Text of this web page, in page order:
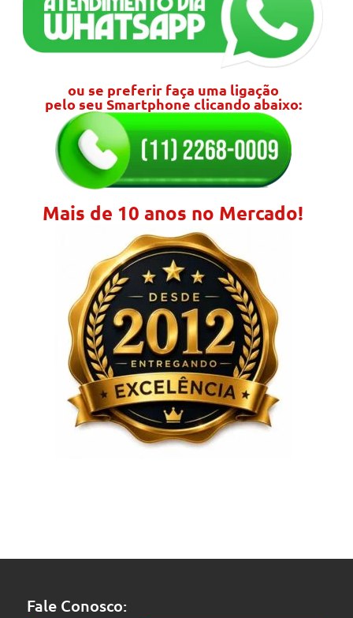
ou se preferir faça uma ligação
pelo seu Smartphone clicando abaixo:
Mais de 10 anos no Mercado!
Fale Conosco: